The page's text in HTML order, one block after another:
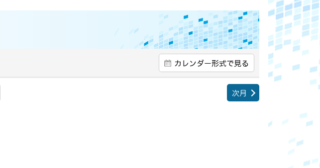
カレンダー形式で見る
次月